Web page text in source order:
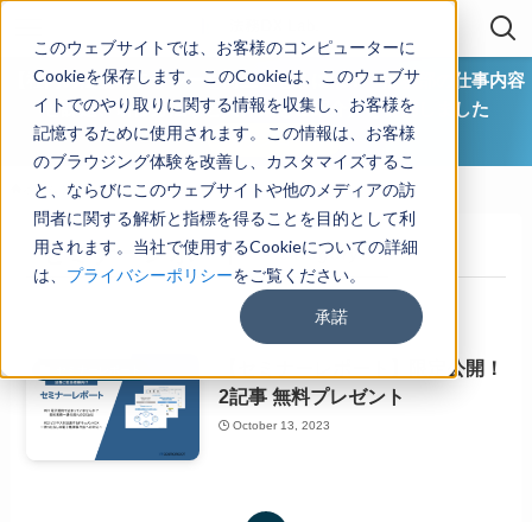
このウェブサイトでは、お客様のコンピューターに
Cookieを保存します。このCookieは、このウェブサ
イトでのやり取りに関する情報を収集し、お客様を
記憶するために使用されます。この情報は、お客様
のブラウジング体験を改善し、カスタマイズするこ
と、ならびにこのウェブサイトや他のメディアの訪
問者に関する解析と指標を得ることを目的として利
用されます。当社で使用するCookieについての詳細
は、 プライバシーポリシーをご覧ください。
承諾
【社内の法務リテラシーを向上させるには？ 法務部の仕事内容
と課題、研修方法など具体策をご紹介】を公開しました
ダウンロード
ホーム セミナーレポート
セミナーレポート – category –
【セミナーレポート】限定公開！
2記事 無料プレゼント
October 13, 2023